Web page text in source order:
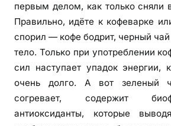
первым делом, как только сняли
Правильно, идёте к кофеварке
спорил — кофе бодрит, черный
тело. Только при употреблении
сил наступает упадок энергии,
очень долго. А вот зеленый
согревает, содержит
антиоксиданты, которые